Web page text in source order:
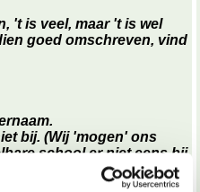
't is veel, maar 't is wel
goed omschreven, vind
bij. (Wij 'mogen' ons
school er niet eens bij
van belang is bij de